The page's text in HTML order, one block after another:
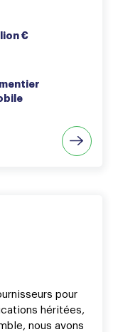
€
pour
héritées,
nous avons